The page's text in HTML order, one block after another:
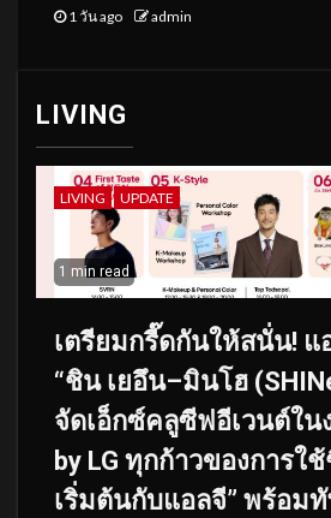
1 วัน ago admin
LIVING
LIVING UPDATE
1 min read
เตรียมกรี๊ดกันให้สนั่น! แ
“ชิน เยอึน–มินโฮ
จัดเอ็กซ์คลูซีฟอีเวนต์ในง
by LG ทุกก้าวของการใ
เริ่มต้นกับแอลจี” พร้อม